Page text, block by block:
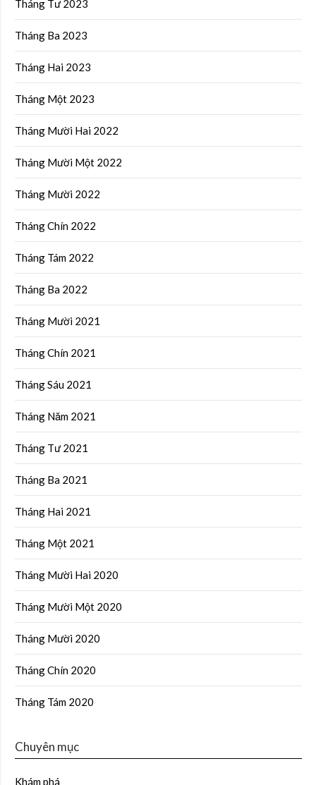
Tháng Tư 2023
Tháng Ba 2023
Tháng Hai 2023
Tháng Một 2023
Tháng Mười Hai 2022
Tháng Mười Một 2022
Tháng Mười 2022
Tháng Chín 2022
Tháng Tám 2022
Tháng Ba 2022
Tháng Mười 2021
Tháng Chín 2021
Tháng Sáu 2021
Tháng Năm 2021
Tháng Tư 2021
Tháng Ba 2021
Tháng Hai 2021
Tháng Một 2021
Tháng Mười Hai 2020
Tháng Mười Một 2020
Tháng Mười 2020
Tháng Chín 2020
Tháng Tám 2020
Chuyên mục
Khám phá